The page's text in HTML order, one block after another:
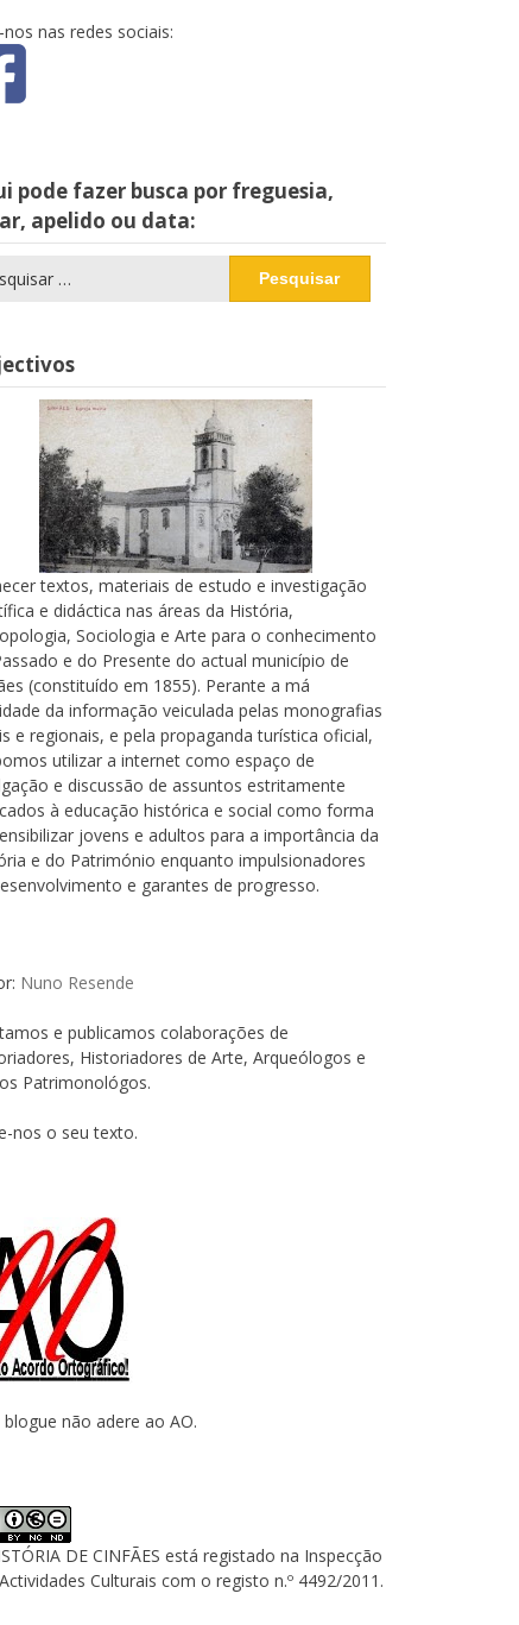
nos nas redes sociais:
pode fazer busca por freguesia,
apelido ou data:
textos, materiais de estudo e investigação
e didáctica nas áreas da História,
Sociologia e Arte para o conhecimento
e do Presente do actual município de
(constituído em 1855). Perante a má
da informação veiculada pelas monografias
e regionais, e pela propaganda turística oficial,
utilizar a internet como espaço de
e discussão de assuntos estritamente
à educação histórica e social como forma
jovens e adultos para a importância da
e do Património enquanto impulsionadores
e garantes de progresso.
Nuno Resende
e publicamos colaborações de
Historiadores de Arte, Arqueólogos e
Patrimonológos.
nos o seu texto.
blogue não adere ao AO.
DE CINFÃES está registado na Inspecção
Culturais com o registo n.º 4492/2011.